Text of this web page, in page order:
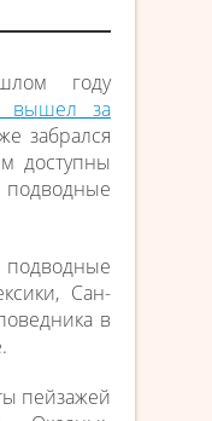
году
вышел за
забрался
доступны
Сан-
в
пейзажей